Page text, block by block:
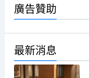
廣告贊助
最新消息